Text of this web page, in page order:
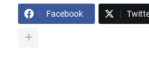
Facebook